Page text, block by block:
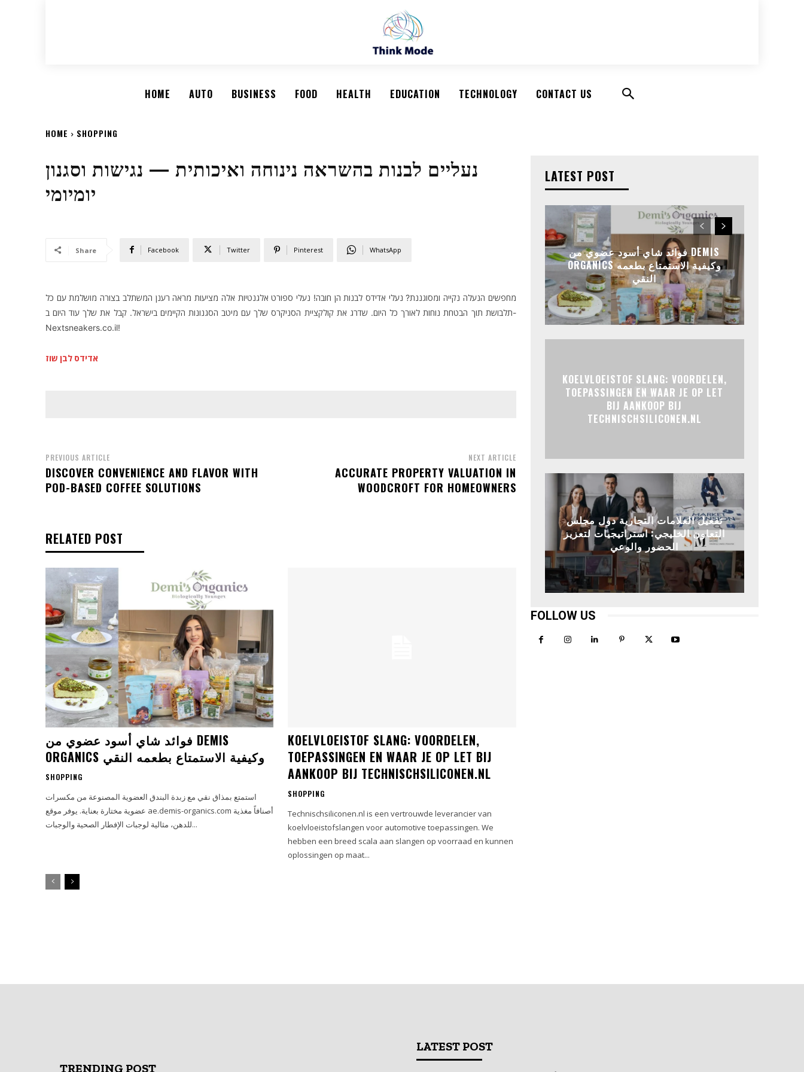
HOME AUTO BUSINESS FOOD HEALTH EDUCATION TECHNOLOGY CONTACT US
HOME SHOPPING
נעליים לבנות בהשראה נינוחה ואיכותית — נגישות וסגנון
יומיומי
Share Facebook Twitter Pinterest WhatsApp
מחפשים הנעלה נקייה ומסוגננת? נעלי אדידס לבנות הן חובה! נעלי ספורט אלגנטיות אלה מציעות מראה רענן המשתלב בצורה מושלמת עם כל
תלבושת תוך הבטחת נוחות לאורך כל היום. שדרג את קולקציית הסניקרס שלך עם מיטב הסגנונות הקיימים בישראל. קבל את שלך עוד היום ב-
Nextsneakers.co.il!
אדידס לבן שוז
PREVIOUS ARTICLE
DISCOVER CONVENIENCE AND FLAVOR WITH
POD-BASED COFFEE SOLUTIONS
NEXT ARTICLE
ACCURATE PROPERTY VALUATION IN
WOODCROFT FOR HOMEOWNERS
RELATED POST
فوائد شاي أسود عضوي من DEMIS
ORGANICS وكيفية الاستمتاع بطعمه النقي
SHOPPING
استمتع بمذاق نقي مع زبدة البندق العضوية المصنوعة من مكسرات
عضوية مختارة بعناية. يوفر موقع ae.demis-organics.com أصنافاً مغذية
للدهن، مثالية لوجبات الإفطار الصحية والوجبات...
KOELVLOEISTOF SLANG: VOORDELEN,
TOEPASSINGEN EN WAAR JE OP LET BIJ
AANKOOP BIJ TECHNISCHSILICONEN.NL
SHOPPING
Technischsiliconen.nl is een vertrouwde leverancier van
koelvloeistofslangen voor automotive toepassingen. We
hebben een breed scala aan slangen op voorraad en kunnen
oplossingen op maat...
LATEST POST
فوائد شاي أسود عضوي من DEMIS
ORGANICS وكيفية الاستمتاع بطعمه
النقي
KOELVLOEISTOF SLANG: VOORDELEN,
TOEPASSINGEN EN WAAR JE OP LET
BIJ AANKOOP BIJ
TECHNISCHSILICONEN.NL
تفعيل العلامات التجارية دول مجلس
التعاون الخليجي: استراتيجيات لتعزيز
الحضور والوعي
FOLLOW US
TRENDING POST
LATEST POST